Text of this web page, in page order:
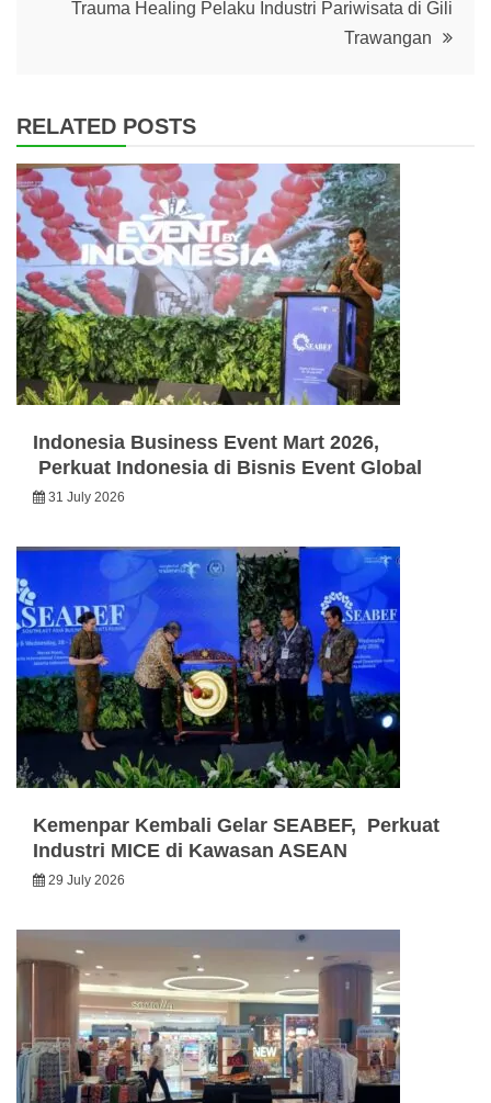
Trauma Healing Pelaku Industri Pariwisata di Gili
Trawangan
RELATED POSTS
Indonesia Business Event Mart 2026,
Perkuat Indonesia di Bisnis Event Global
31 July 2026
Kemenpar Kembali Gelar SEABEF, Perkuat
Industri MICE di Kawasan ASEAN
29 July 2026